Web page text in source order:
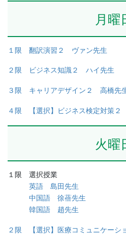
Q&A
アクセ
お問い合
資料請
月曜
１限 翻訳演習２ ヴァン先生
２限 ビジネス知識２ ハイ先生
３限 キャリアデザイン２ 高橋先
４限 【選択】ビジネス検定対策
火曜
１限 選択授業
英語 島田先生
中国語 徐蓓先生
韓国語 趙先生
２限 【選択】医療コミュニケーシ